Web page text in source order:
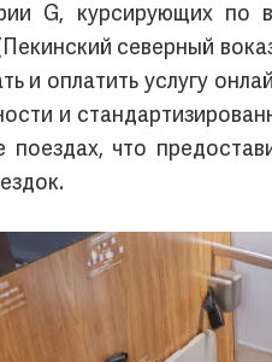
G, курсирующих по
северный
и оплатить услугу
и
что